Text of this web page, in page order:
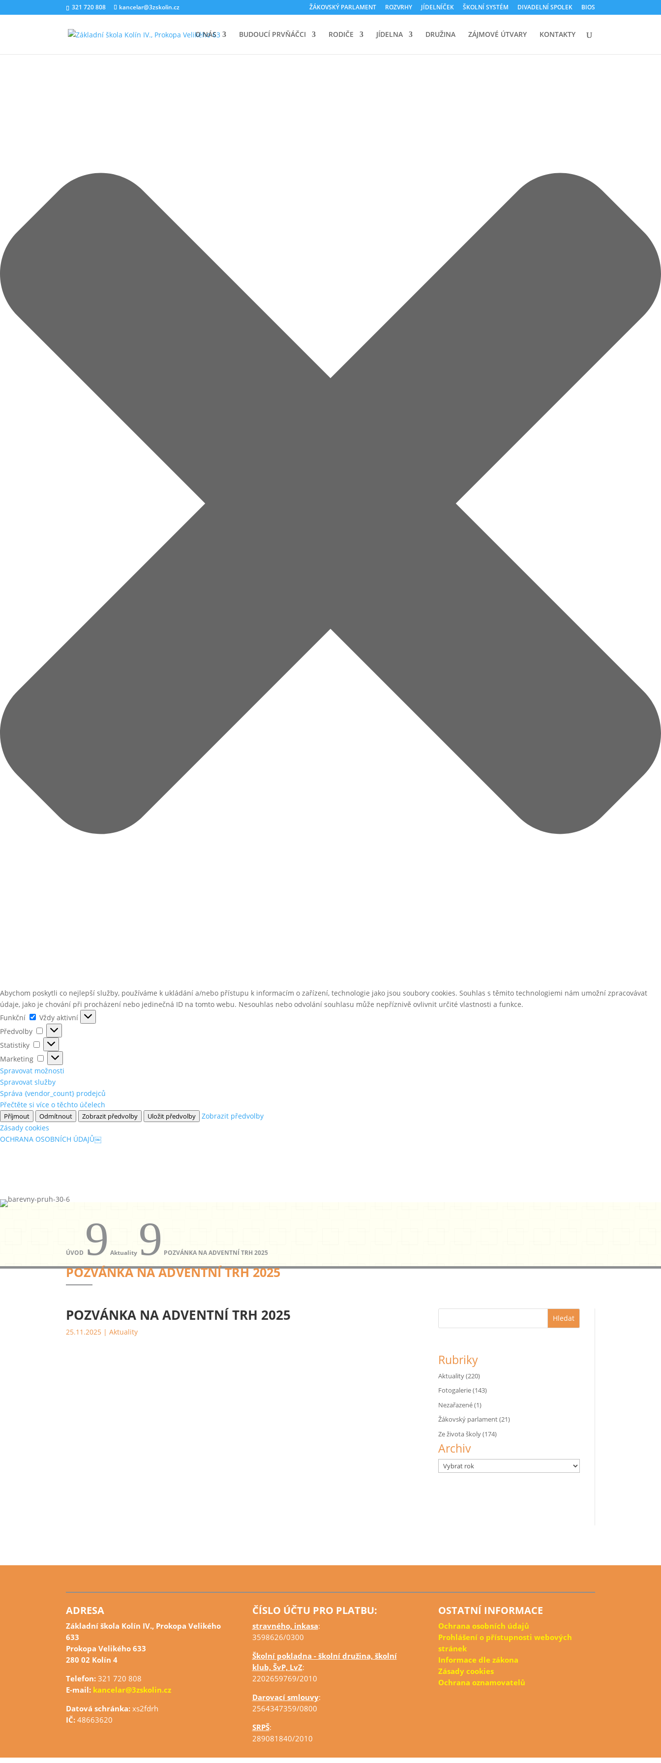
Spravovat Souhlas s cookies
Abychom poskytli co nejlepší služby, používáme k ukládání a/nebo přístupu k informacím o zařízení, technologie jako jsou soubory cookies. Souhlas s těmito technologiemi nám umožní zpracovávat
údaje, jako je chování při procházení nebo jedinečná ID na tomto webu. Nesouhlas nebo odvolání souhlasu může nepříznivě ovlivnit určité vlastnosti a funkce.
Funkční
Funkční
Vždy aktivní
Předvolby
Předvolby
Statistiky
Statistiky
Marketing
Marketing
Spravovat možnosti
Spravovat služby
Správa {vendor_count} prodejců
Přečtěte si více o těchto účelech
Příjmout Odmítnout Zobrazit předvolby Uložit předvolby
Zobrazit předvolby
Zásady cookies
OCHRANA OSOBNÍCH ÚDAJŮ￼
321 720 808 kancelar@3zskolin.cz ŽÁKOVSKÝ PARLAMENT ROZVRHY JÍDELNÍČEK ŠKOLNÍ SYSTÉM DIVADELNÍ SPOLEK BIOS
O NÁS BUDOUCÍ PRVŇÁČCI RODIČE JÍDELNA DRUŽINA ZÁJMOVÉ ÚTVARY KONTAKTY
ÚVOD 9 Aktuality 9 POZVÁNKA NA ADVENTNÍ TRH 2025
POZVÁNKA NA ADVENTNÍ TRH 2025
POZVÁNKA NA ADVENTNÍ TRH 2025
25.11.2025 |Aktuality
Hledat
Rubriky
Aktuality(220)
Fotogalerie(143)
Nezařazené(1)
Žákovský parlament(21)
Ze života školy(174)
Archiv
Archivy
ADRESA
Základní škola Kolín IV., Prokopa Velikého
633
Prokopa Velikého 633
280 02 Kolín 4
Telefon: 321 720 808
E-mail: kancelar@3zskolin.cz
Datová schránka: xs2fdrh
IČ: 48663620
ČÍSLO ÚČTU PRO PLATBU:
stravného, inkasa:
3598626/0300
Školní pokladna - školní družina, školní
klub, ŠvP, LvZ:
2202659769/2010
Darovací smlouvy:
2564347359/0800
SRPŠ:
289081840/2010
OSTATNÍ INFORMACE
Ochrana osobních údajů
Prohlášení o přístupnosti webových
stránek
Informace dle zákona
Zásady cookies
Ochrana oznamovatelů